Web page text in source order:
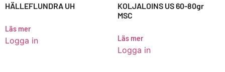
HÄLLEFLUNDRA UH
Läs mer
Logga in
KOLJALOINS US 60-80gr
MSC
Läs mer
Logga in